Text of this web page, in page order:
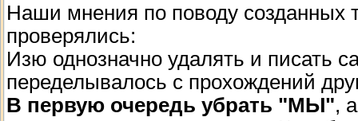
Наши мнения по поводу созданных
проверялись:
Изю однозначно удалять и писать
переделывалось с прохождений
В первую очередь убрать "МЫ",